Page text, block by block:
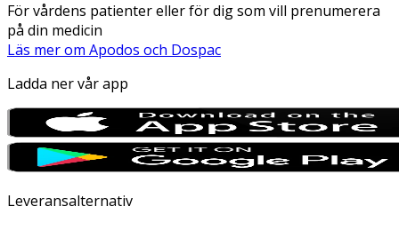
För vårdens patienter eller för dig som vill prenumerera
på din medicin
Läs mer om Apodos och Dospac
Ladda ner vår app
Leveransalternativ